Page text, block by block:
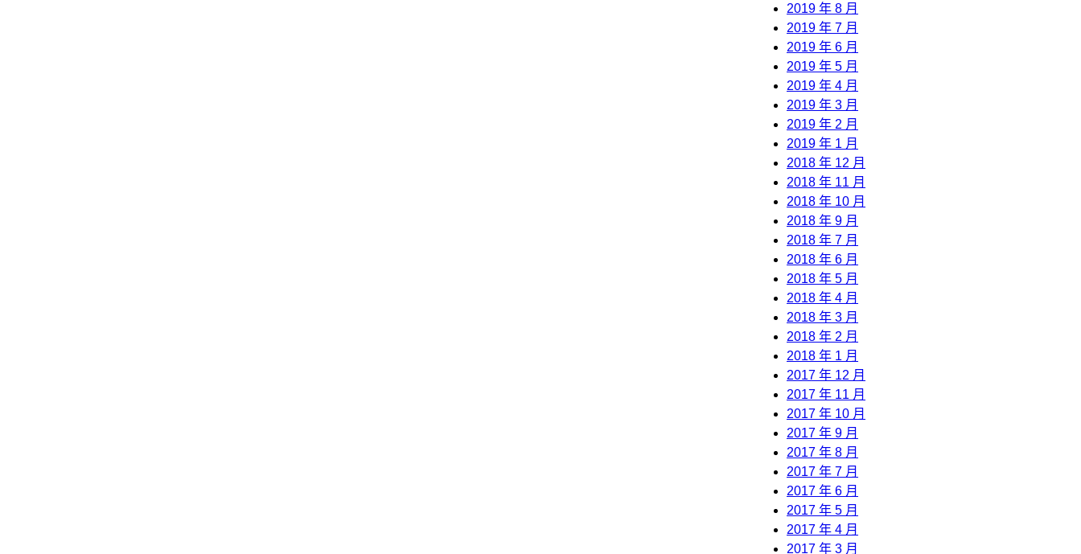
2019 年 8 月
2019 年 7 月
2019 年 6 月
2019 年 5 月
2019 年 4 月
2019 年 3 月
2019 年 2 月
2019 年 1 月
2018 年 12 月
2018 年 11 月
2018 年 10 月
2018 年 9 月
2018 年 7 月
2018 年 6 月
2018 年 5 月
2018 年 4 月
2018 年 3 月
2018 年 2 月
2018 年 1 月
2017 年 12 月
2017 年 11 月
2017 年 10 月
2017 年 9 月
2017 年 8 月
2017 年 7 月
2017 年 6 月
2017 年 5 月
2017 年 4 月
2017 年 3 月